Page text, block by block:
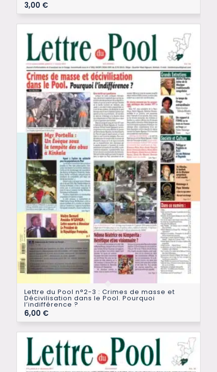
3,00 €
Lettre du Pool n°2-3 : Crimes de masse et
Décivilisation dans le Pool. Pourquoi
l’indifférence ?
6,00 €